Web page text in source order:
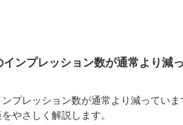
インプレッション数が通常より減
ンプレッション数が通常より減ってい
やさしく解説します。